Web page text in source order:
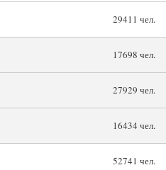
29411 чел.
17698 чел.
27929 чел.
16434 чел.
52741 чел.